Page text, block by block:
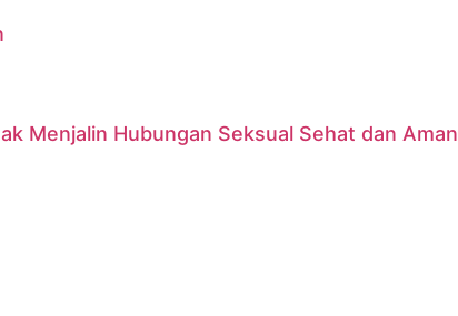
Menjalin Hubungan Seksual Sehat dan Aman